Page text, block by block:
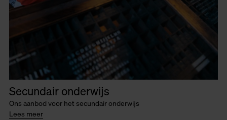
Secundair onderwijs
Ons aanbod voor het secundair onderwijs
Lees meer